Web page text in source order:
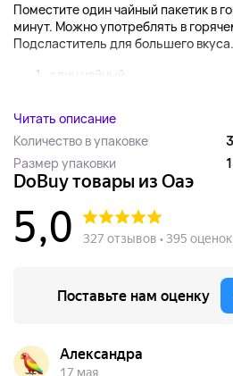
Поместите один чайный пакетик в
минут. Можно употреблять в
Подсластитель для большего вкуса.
один чайный...
Читать описание
Количество в упаковке
Размер упаковки